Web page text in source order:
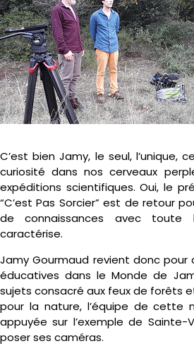
C’est bien Jamy, le seul, l’unique,
curiosité dans nos cerveaux
expéditions scientifiques. Oui, le
“C’est Pas Sorcier” est de retour
de connaissances avec
caractérise.
Jamy Gourmaud revient donc pour
éducatives dans le Monde de
sujets consacré aux feux de forêts
pour la nature, l’équipe de cette
appuyée sur l’exemple de
poser ses caméras.